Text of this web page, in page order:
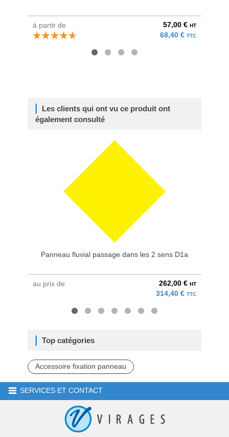
à partir de 57,00 € HT
68,40 € TTC
Les clients qui ont vu ce produit ont
également consulté
Panneau fluvial passage dans les 2 sens D1a
au prix de 262,00 € HT
314,40 € TTC
Top catégories
Accessoire fixation panneau
SERVICES ET CONTACT